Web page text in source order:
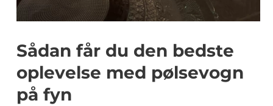
Sådan får du den bedste
oplevelse med pølsevogn
på fyn